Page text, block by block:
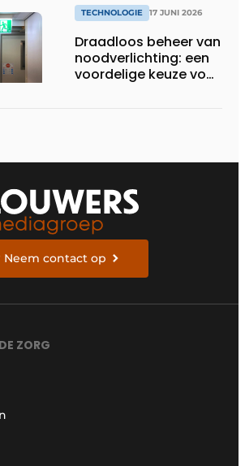
TECHNOLOGIE 17 JUNI 2026
Draadloos beheer van
noodverlichting: een
voordelige keuze voor
Neem contact op
ZORG